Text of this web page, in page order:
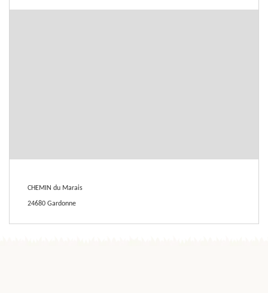
CHEMIN du Marais
24680 Gardonne